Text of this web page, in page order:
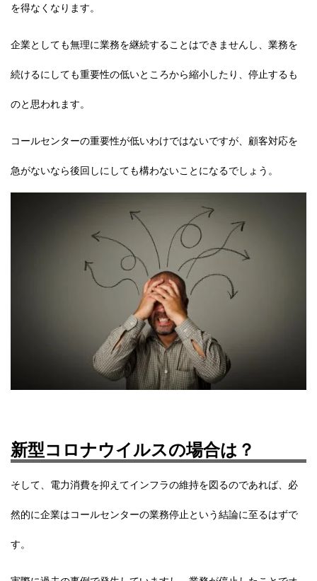
を得なくなります。
企業としても無理に業務を継続することはできませんし、業務を
続けるにしても重要性の低いところから縮小したり、停止するも
のと思われます。
コールセンターの重要性が低いわけではないですが、 顧客対応を
急がないなら後回しにしても構わないことになるでしょう。
新型コロナウイルスの場合は？
そして、電力消費を抑えてインフラの維持を図るのであれば、必
然的に企業はコールセンターの業務停止という結論に至るはずで
す。